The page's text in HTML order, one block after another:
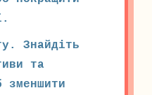
Знайдіть
та
зменшити